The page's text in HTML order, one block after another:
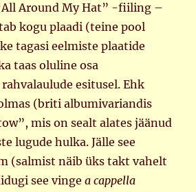
Around My Hat” -fiiling –
kogu plaadi (teine pool
tagasi eelmiste plaatide
taas oluline osa
esitusel. Ehk
(briti albumivariandis
mis on sealt alates jäänud
lugude hulka. Jälle see
(salmist näib üks takt vahelt
see vingea cappella